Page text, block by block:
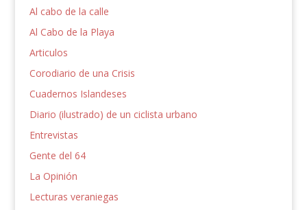
Al cabo de la calle
Al Cabo de la Playa
Articulos
Corodiario de una Crisis
Cuadernos Islandeses
Diario (ilustrado) de un ciclista urbano
Entrevistas
Gente del 64
La Opinión
Lecturas veraniegas